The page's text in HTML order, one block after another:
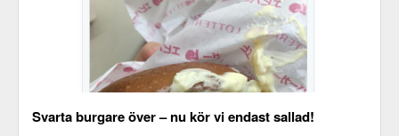
Svarta burgare över – nu kör vi endast sallad!